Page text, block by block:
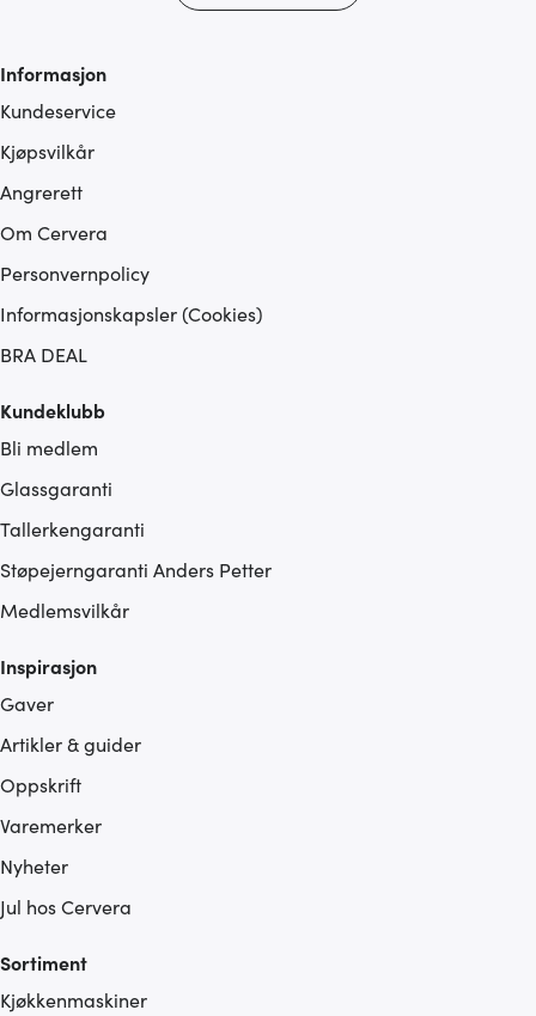
Informasjon
Kundeservice
Kjøpsvilkår
Angrerett
Om Cervera
Personvernpolicy
Informasjonskapsler (Cookies)
BRA DEAL
Kundeklubb
Bli medlem
Glassgaranti
Tallerkengaranti
Støpejerngaranti Anders Petter
Medlemsvilkår
Inspirasjon
Gaver
Artikler & guider
Oppskrift
Varemerker
Nyheter
Jul hos Cervera
Sortiment
Kjøkkenmaskiner